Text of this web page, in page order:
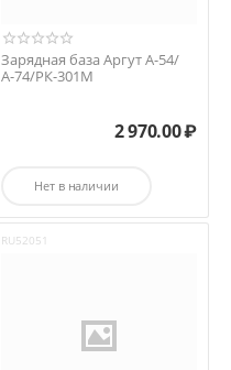
Зарядная база Аргут А-54/
А-74/РК-301М
2 970.00₽
Нет в наличии
RU52051